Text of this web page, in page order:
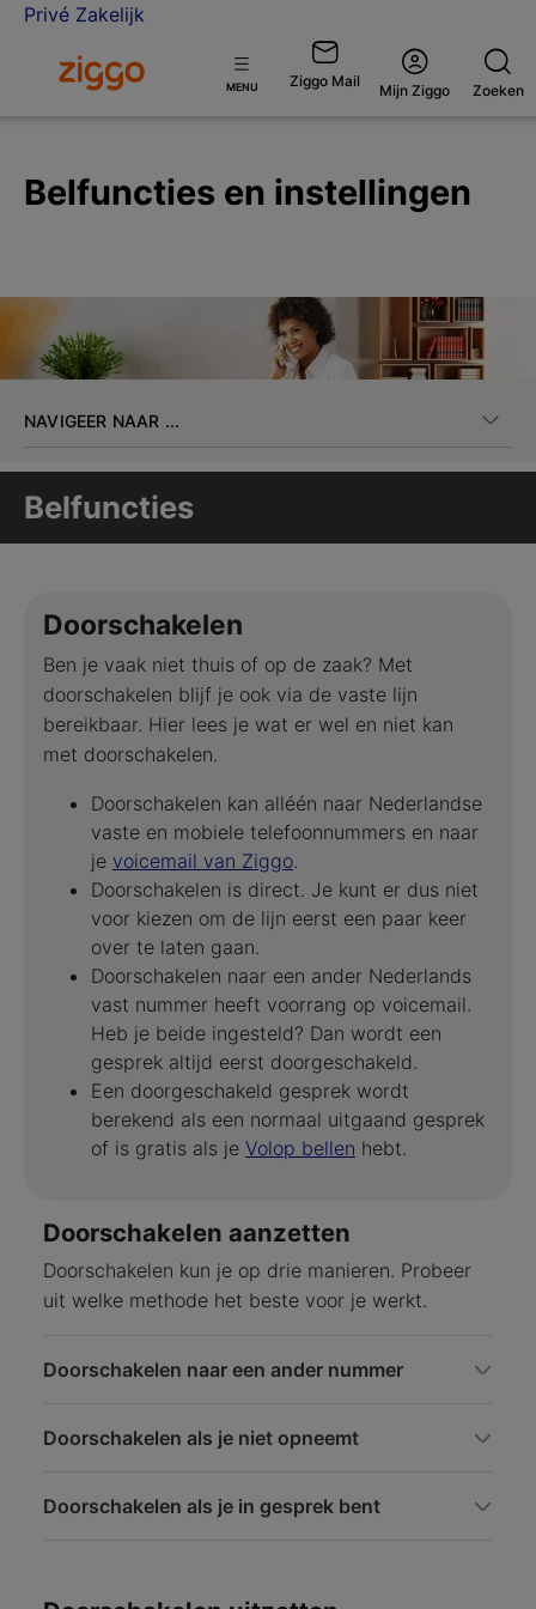
Privé Zakelijk
Ga naar de Ziggo homepage
MENU Ziggo Mail Open
Mijn Ziggo
Zoeken
Belfuncties en instellingen
NAVIGEER NAAR ...
Belfuncties
Doorschakelen
Ben je vaak niet thuis of op de zaak? Met
doorschakelen blijf je ook via de vaste lijn
bereikbaar. Hier lees je wat er wel en niet kan
met doorschakelen.
Doorschakelen kan alléén naar Nederlandse
vaste en mobiele telefoonnummers en naar
je voicemail van Ziggo.
Doorschakelen is direct. Je kunt er dus niet
voor kiezen om de lijn eerst een paar keer
over te laten gaan.
Doorschakelen naar een ander Nederlands
vast nummer heeft voorrang op voicemail.
Heb je beide ingesteld? Dan wordt een
gesprek altijd eerst doorgeschakeld.
Een doorgeschakeld gesprek wordt
berekend als een normaal uitgaand gesprek
of is gratis als je Volop bellen hebt.
Doorschakelen aanzetten
Doorschakelen kun je op drie manieren. Probeer
uit welke methode het beste voor je werkt.
Doorschakelen naar een ander nummer
Doorschakelen als je niet opneemt
Doorschakelen als je in gesprek bent